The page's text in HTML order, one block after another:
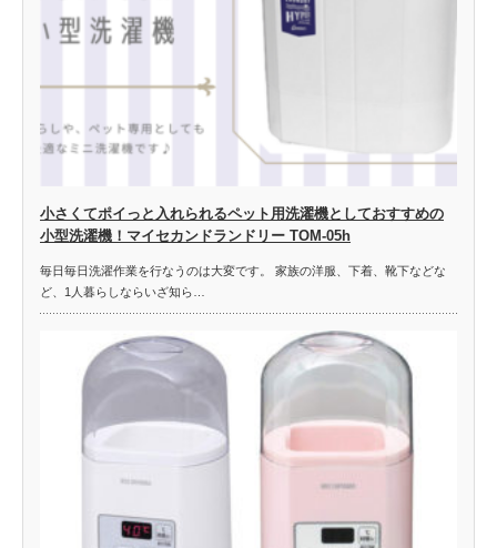
小さくてポイっと入れられるペット用洗濯機としておすすめの
小型洗濯機！マイセカンドランドリー TOM-05h
毎日毎日洗濯作業を行なうのは大変です。 家族の洋服、下着、靴下などな
ど、1人暮らしならいざ知ら…